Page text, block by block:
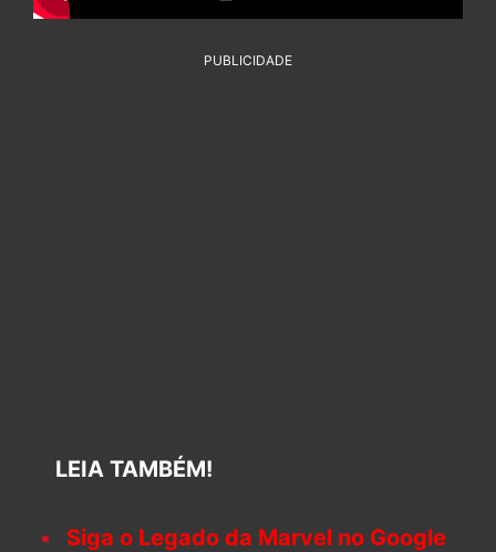
PUBLICIDADE
LEIA TAMBÉM!
Siga o Legado da Marvel no Google